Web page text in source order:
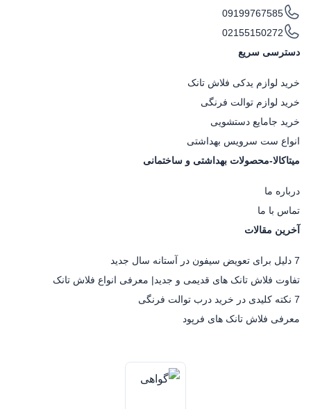
09199767585
02155150272
دسترسی سریع
خرید لوازم یدکی فلاش تانک
خرید لوازم توالت فرنگی
خرید جامایع دستشویی
انواع ست سرویس بهداشتی
میتاکالا-محصولات بهداشتی و ساختمانی
درباره ما
تماس با ما
آخرین مقالات
7 دلیل برای تعویض سیفون در آستانه سال جدید
تفاوت فلاش تانک های قدیمی و جدید| معرفی انواع فلاش تانک
7 نکته کلیدی در خرید درب توالت فرنگی
معرفی فلاش تانک های فرپود